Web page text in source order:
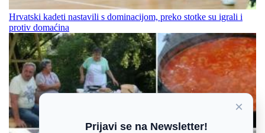
Hrvatski kadeti nastavili s dominacijom, preko stotke su igrali i
protiv domaćina
×
Prijavi se na Newsletter!